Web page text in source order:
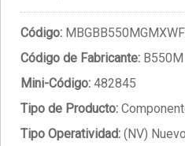
Código:
Código de Fabricante:
Mini-Código: 482845
Tipo de Producto:
Tipo Operatividad: (NV) Nuevo